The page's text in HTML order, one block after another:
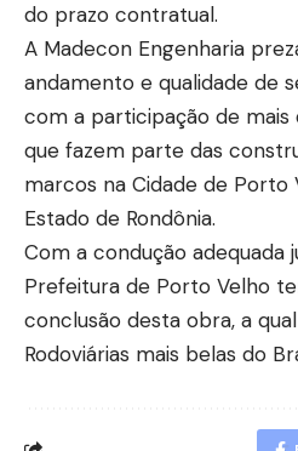
do prazo contratual.
A Madecon Engenharia
andamento e qualidade de
com a participação de
que fazem parte das
marcos na Cidade de Porto
Estado de Rondônia.
Com a condução
Prefeitura de Porto Velho
conclusão desta obra, a
Rodoviárias mais belas do